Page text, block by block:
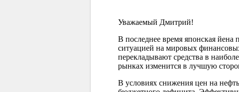
Уважаемый Дмитрий!
В последнее время японская
ситуацией на мировых
перекладывают средства в
рынках изменится в лучшую
В условиях снижения цен на